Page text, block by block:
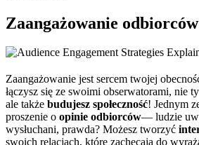
Zaangażowanie odbiorców
Zaangażowanie jest sercem twojej
łączysz się ze swoimi obserwatorami, nie
ale także budujesz społeczność! Jednym
proszenie o opinie odbiorców— ludzie
wysłuchani, prawda? Możesz tworzyć
swoich relacjach, które zachęcają do